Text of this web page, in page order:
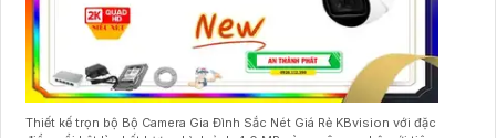
Thiết kế trọn bộ Bộ Camera Gia Đình Sắc Nét Giá Rẻ KBvision với đặc